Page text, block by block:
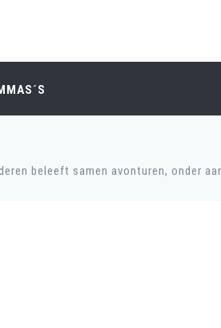
beleeft samen avonturen, onder